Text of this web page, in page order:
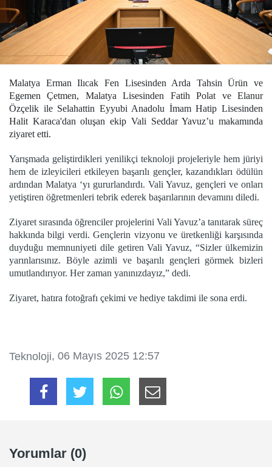
Malatya Erman Ilıcak Fen Lisesinden Arda Tahsin Ürün ve
Egemen Çetmen, Malatya Lisesinden Fatih Polat ve Elanur
Özçelik ile Selahattin Eyyubi Anadolu İmam Hatip Lisesinden
Halit Karaca'dan oluşan ekip Vali Seddar Yavuz’u makamında
ziyaret etti.
Yarışmada geliştirdikleri yenilikçi teknoloji projeleriyle hem jüriyi
hem de izleyicileri etkileyen başarılı gençler, kazandıkları ödülün
ardından Malatya ‘yı gururlandırdı. Vali Yavuz, gençleri ve onları
yetiştiren öğretmenleri tebrik ederek başarılarının devamını diledi.
Ziyaret sırasında öğrenciler projelerini Vali Yavuz’a tanıtarak süreç
hakkında bilgi verdi. Gençlerin vizyonu ve üretkenliği karşısında
duyduğu memnuniyeti dile getiren Vali Yavuz, “Sizler ülkemizin
yarınlarısınız. Böyle azimli ve başarılı gençleri görmek bizleri
umutlandırıyor. Her zaman yanınızdayız,” dedi.
Ziyaret, hatıra fotoğrafı çekimi ve hediye takdimi ile sona erdi.
Teknoloji, 06 Mayıs 2025 12:57
Yorumlar (0)